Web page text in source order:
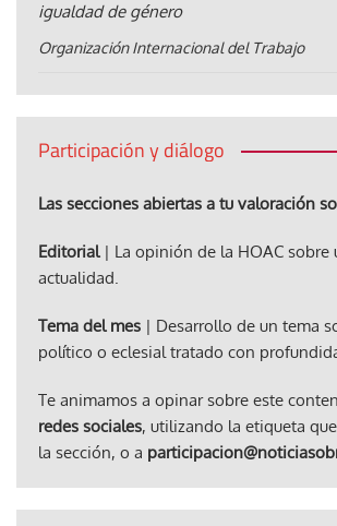
igualdad de género
Organización Internacional del Trabajo
Participación y diálogo
Las secciones abiertas a tu valoración
Editorial| La opinión de la HOAC sobre
actualidad.
Tema del mes | Desarrollo de un tema
político o eclesial tratado con
Te animamos a opinar sobre este
redes sociales, utilizando la etiqueta
la sección, o a